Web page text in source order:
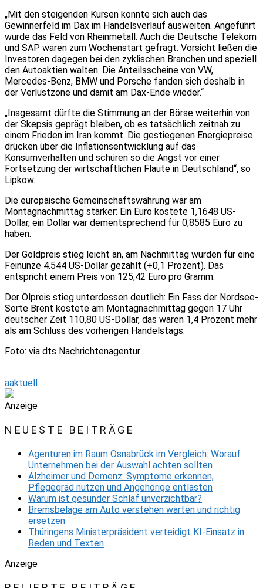
„Mit den steigenden Kursen konnte sich auch das
Gewinnerfeld im Dax im Handelsverlauf ausweiten. Angeführt
wurde das Feld von Rheinmetall. Auch die Deutsche Telekom
und SAP waren zum Wochenstart gefragt. Vorsicht ließen die
Investoren dagegen bei den zyklischen Branchen und speziell
den Autoaktien walten. Die Anteilsscheine von VW,
Mercedes-Benz, BMW und Porsche fanden sich deshalb in
der Verlustzone und damit am Dax-Ende wieder.“
„Insgesamt dürfte die Stimmung an der Börse weiterhin von
der Skepsis geprägt bleiben, ob es tatsächlich zeitnah zu
einem Frieden im Iran kommt. Die gestiegenen Energiepreise
drücken über die Inflationsentwicklung auf das
Konsumverhalten und schüren so die Angst vor einer
Fortsetzung der wirtschaftlichen Flaute in Deutschland“, so
Lipkow.
Die europäische Gemeinschaftswährung war am
Montagnachmittag stärker: Ein Euro kostete 1,1648 US-
Dollar, ein Dollar war dementsprechend für 0,8585 Euro zu
haben.
Der Goldpreis stieg leicht an, am Nachmittag wurden für eine
Feinunze 4.544 US-Dollar gezahlt (+0,1 Prozent). Das
entspricht einem Preis von 125,42 Euro pro Gramm.
Der Ölpreis stieg unterdessen deutlich: Ein Fass der Nordsee-
Sorte Brent kostete am Montagnachmittag gegen 17 Uhr
deutscher Zeit 110,80 US-Dollar, das waren 1,4 Prozent mehr
als am Schluss des vorherigen Handelstags.
Foto: via dts Nachrichtenagentur
aaktuell
Anzeige
NEUESTE BEITRÄGE
Agenturen im Raum Osnabrück im Vergleich: Worauf
Unternehmen bei der Auswahl achten sollten
Alzheimer und Demenz: Symptome erkennen,
Pflegegrad nutzen und Angehörige entlasten
Warum ist gesunder Schlaf unverzichtbar?
Bremsbeläge am Auto verstehen warten und richtig
ersetzen
Thüringens Ministerpräsident verteidigt KI-Einsatz in
Reden und Texten
Anzeige